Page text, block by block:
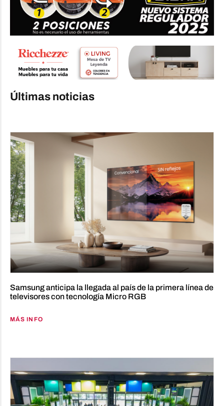
Últimas noticias
Samsung anticipa la llegada al país de la primera línea de
televisores con tecnología Micro RGB
MÁS INFO